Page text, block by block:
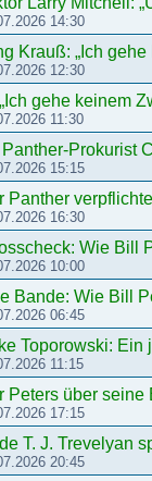
14:30
Krauß: „Ich
12:30
gehe keinem
11:30
Prokurist
15:15
Panther
16:30
Wie Bill
10:00
Bande: Wie Bill
06:45
Toporowski: Ein
11:15
Peters über seine
17:15
T. J. Trevelyan
20:45